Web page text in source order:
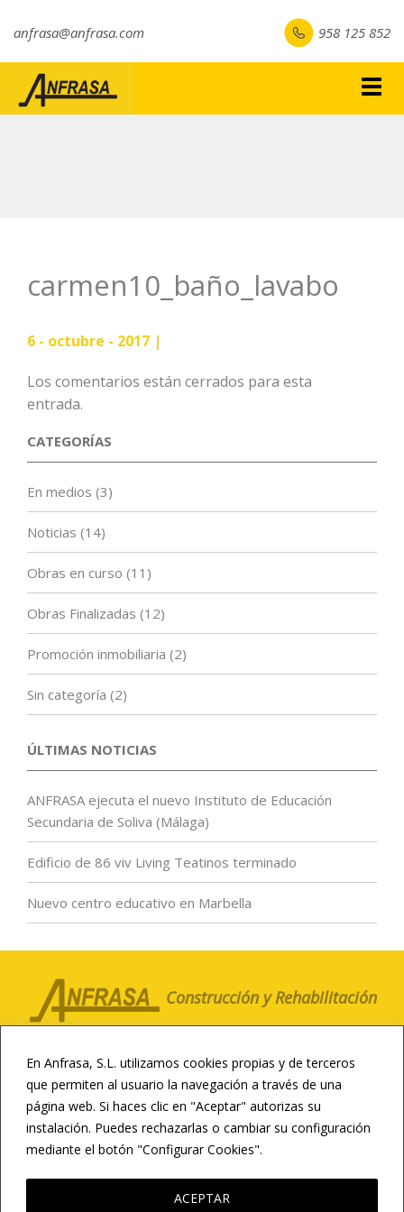
En Anfrasa, S.L. utilizamos cookies propias y de terceros
que permiten al usuario la navegación a través de una
página web. Si haces clic en "Aceptar" autorizas su
instalación. Puedes rechazarlas o cambiar su configuración
mediante el botón "Configurar Cookies".
ACEPTAR
anfrasa@anfrasa.com 958 125 852
carmen10_baño_lavabo
6 - octubre - 2017 |
Los comentarios están cerrados para esta
entrada.
CATEGORÍAS
En medios (3)
Noticias (14)
Obras en curso (11)
Obras Finalizadas (12)
Promoción inmobiliaria (2)
Sin categoría (2)
ÚLTIMAS NOTICIAS
ANFRASA ejecuta el nuevo Instituto de Educación
Secundaria de Soliva (Málaga)
Edificio de 86 viv Living Teatinos terminado
Nuevo centro educativo en Marbella
Construcción y Rehabilitación
LA COMPAÑÍA CLIENTES
NOTICIAS
CONTACTO
CANAL ÉTICO
CONSTRUCCIÓN DEPORTIVA
REHABILITACIÓN
RESIDENCIAL Y HOTELERA
CONSTRUCCIÓN EDUCATIVA